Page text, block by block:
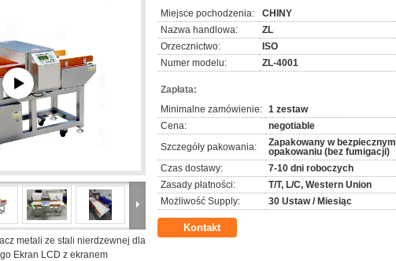
metali ze stali nierdzewnej dla
Ekran LCD z ekranem
Miejsce pochodzenia:
CHINY
Nazwa handlowa:
ZL
Orzecznictwo:
ISO
Numer modelu:
ZL-4001
Zapłata:
Minimalne zamówienie: 1 zestaw
Cena:
negotiable
Szczegóły pakowania:
Zapakowany w bezpiecznym
opakowaniu (bez fumigacji)
Czas dostawy:
7-10 dni roboczych
Zasady płatności:
T/T, L/C, Western Union
Możliwość Supply:
30 Ustaw / Miesiąc
Kontakt